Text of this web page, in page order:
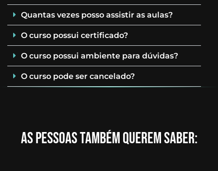
Quantas vezes posso assistir as aulas?
O curso possui certificado?
O curso possui ambiente para dúvidas?
O curso pode ser cancelado?
AS PESSOAS TAMBÉM QUEREM SABER: